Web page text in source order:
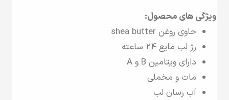
ویژگی های محصول:
حاوی روغن shea butter
رژ لب مایع 24 ساعته
دارای ویتامین B و A
مات و مخملی
آب رسان لب